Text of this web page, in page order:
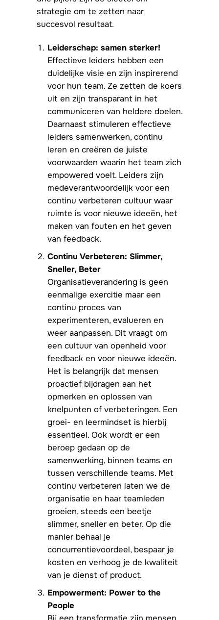
strategie om te zetten naar
succesvol resultaat.
Leiderschap: samen sterker!
Effectieve leiders hebben een
duidelijke visie en zijn inspirerend
voor hun team. Ze zetten de koers
uit en zijn transparant in het
communiceren van heldere doelen.
Daarnaast stimuleren effectieve
leiders samenwerken, continu
leren en creëren de juiste
voorwaarden waarin het team zich
empowered voelt. Leiders zijn
medeverantwoordelijk voor een
continu verbeteren cultuur waar
ruimte is voor nieuwe ideeën, het
maken van fouten en het geven
van feedback.
Continu Verbeteren: Slimmer,
Sneller, Beter
Organisatieverandering is geen
eenmalige exercitie maar een
continu proces van
experimenteren, evalueren en
weer aanpassen. Dit vraagt om
een cultuur van openheid voor
feedback en voor nieuwe ideeën.
Het is belangrijk dat mensen
proactief bijdragen aan het
opmerken en oplossen van
knelpunten of verbeteringen. Een
groei- en leermindset is hierbij
essentieel. Ook wordt er een
beroep gedaan op de
samenwerking, binnen teams en
tussen verschillende teams. Met
continu verbeteren laten we de
organisatie en haar teamleden
groeien, steeds een beetje
slimmer, sneller en beter. Op die
manier behaal je
concurrentievoordeel, bespaar je
kosten en verhoog je de kwaliteit
van je dienst of product.
Empowerment: Power to the
People